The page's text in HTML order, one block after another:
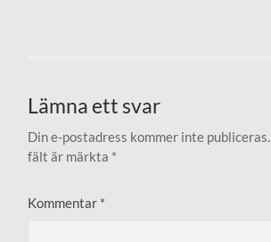
Lämna ett svar
Din e-postadress kommer inte publiceras.
fält är märkta *
Kommentar *